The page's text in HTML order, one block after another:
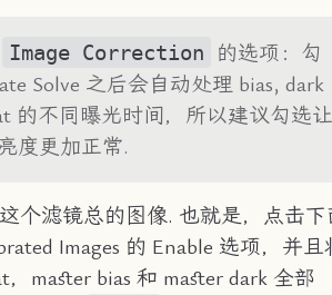
Image Correction
的选项：勾
Solve 之后会自动处理 bias, dark
的不同曝光时间，所以建议勾选让
度更加正常.
个滤镜总的图像. 也就是，点击下
Images 的 Enable 选项，并且
，master bias 和 master dark 全部